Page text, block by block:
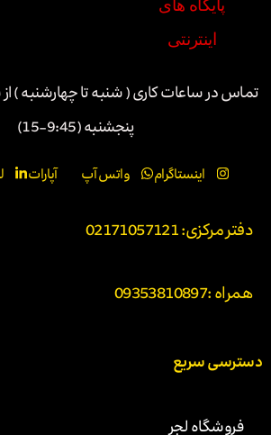
تماس در ساعات کاری ( شنبه تا چهارشنبه ) از ساعت
پنجشنبه (9:45-15)
اینستاگرام واتس آپ آپارات
دفتر مرکزی: 02171057121
همراه :09353810897
دسترسی سریع
فروشگاه لجر